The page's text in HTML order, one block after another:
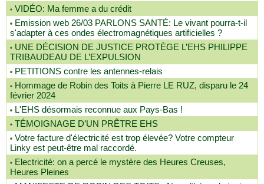
VIDÉO: Ma femme a du crédit
Emission web 26/03 PARLONS SANTÉ: Le vivant pourra-t-il
s'adapter à ces ondes électromagnétiques artificielles ?
UNE DÉCISION DE JUSTICE PROTÈGE L’EHS PHILIPPE
TRIBAUDEAU DE L’EXPULSION
PETITIONS contre les antennes-relais
Hommage de Robin des Toits à Pierre LE RUZ, disparu le 24
février 2024
L'EHS désormais reconnue aux Pays-Bas !
TÉMOIGNAGE D’UN PRÊTRE EHS
Votre facture d'électricité est trop élevée? Votre compteur
Linky est peut-être mal raccordé.
Electricité: on a percé le mystère des Heures Creuses,
Heures Pleines